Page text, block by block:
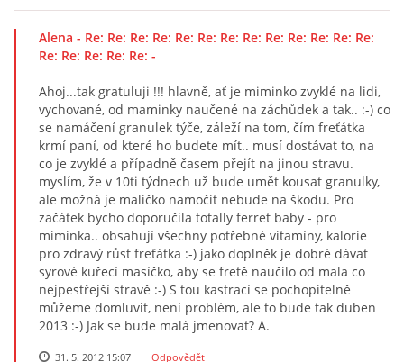
Alena - Re: Re: Re: Re: Re: Re: Re: Re: Re: Re: Re: Re: Re:
Re: Re: Re: Re: Re: -
Ahoj...tak gratuluji !!! hlavně, ať je miminko zvyklé na lidi,
vychované, od maminky naučené na záchůdek a tak.. :-) co
se namáčení granulek týče, záleží na tom, čím freťátka
krmí paní, od které ho budete mít.. musí dostávat to, na
co je zvyklé a případně časem přejít na jinou stravu.
myslím, že v 10ti týdnech už bude umět kousat granulky,
ale možná je maličko namočit nebude na škodu. Pro
začátek bycho doporučila totally ferret baby - pro
miminka.. obsahují všechny potřebné vitamíny, kalorie
pro zdravý růst freťátka :-) jako doplněk je dobré dávat
syrové kuřecí masíčko, aby se fretě naučilo od mala co
nejpestřejší stravě :-) S tou kastrací se pochopitelně
můžeme domluvit, není problém, ale to bude tak duben
2013 :-) Jak se bude malá jmenovat? A.
31. 5. 2012 15:07 Odpovědět